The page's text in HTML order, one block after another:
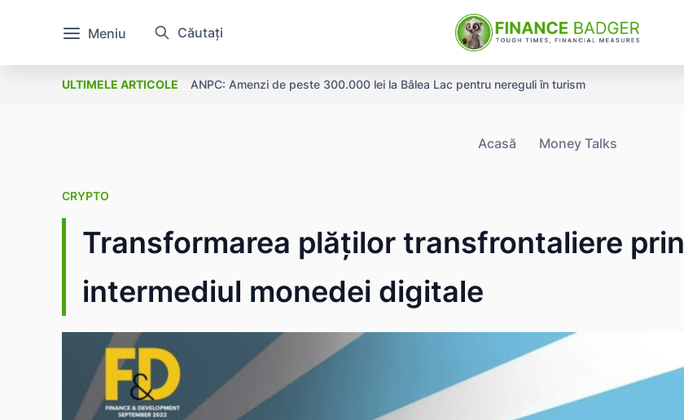
Meniu Căutați
ULTIMELE ARTICOLE ANPC: Amenzi de peste 300.000 lei la Bâlea Lac pentru nereguli în turism
Acasă Money Talks
CRYPTO
Transformarea plăților transfrontaliere prin
intermediul monedei digitale